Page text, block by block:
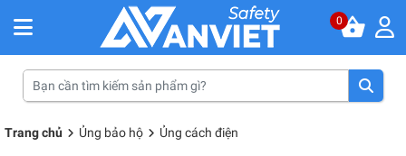
0
Trang chủ Ủng bảo hộ Ủng cách điện